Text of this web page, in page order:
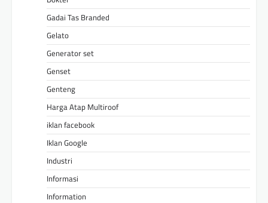
Gadai Tas Branded
Gelato
Generator set
Genset
Genteng
Harga Atap Multiroof
iklan facebook
Iklan Google
Industri
Informasi
Information